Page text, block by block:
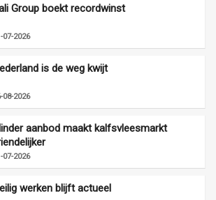
Group boekt recordwinst
07-2026
is de weg kwijt
08-2026
aanbod maakt kalfsvleesmarkt
07-2026
werken blijft actueel